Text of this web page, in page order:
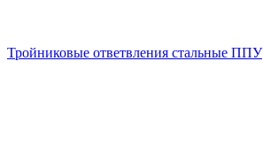
Тройниковые ответвления стальные ППУ